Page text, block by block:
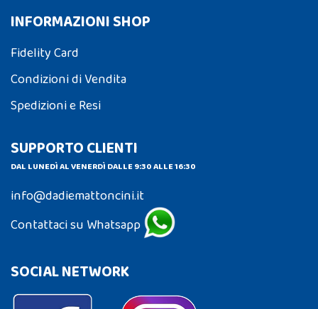
INFORMAZIONI SHOP
Fidelity Card
Condizioni di Vendita
Spedizioni e Resi
SUPPORTO CLIENTI
DAL LUNEDÌ AL VENERDÌ DALLE 9:30 ALLE 16:30
info@dadiemattoncini.it
Contattaci su Whatsapp
SOCIAL NETWORK